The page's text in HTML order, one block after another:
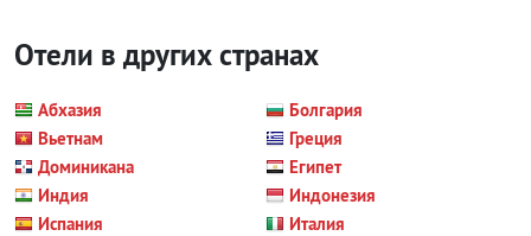
Отели в других странах
Абхазия
Болгария
Вьетнам
Греция
Доминикана
Египет
Индия
Индонезия
Испания
Италия